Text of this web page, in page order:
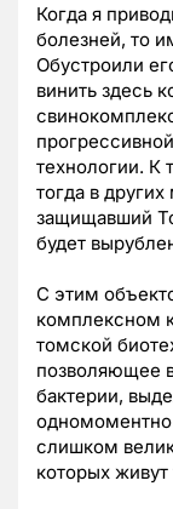
Когда я
болезней, то
Обустроили
винить здесь
технологии. К
тогда в
защищавший
будет
С этим
комплексном
томской
позволяющее
бактерии,
одномоментно
слишком
которых живут